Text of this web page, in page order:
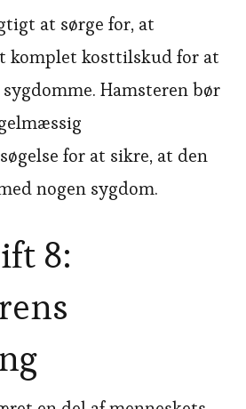
at sørge for, at
komplet kosttilskud for at
Hamsteren bør
for at sikre, at den
nogen sygdom.
8: